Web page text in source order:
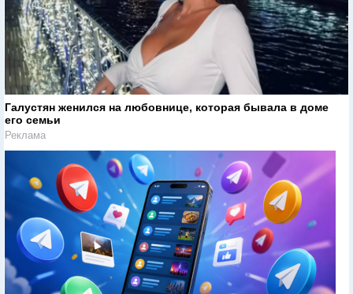
Галустян женился на любовнице, которая бывала в доме
его семьи
Реклама